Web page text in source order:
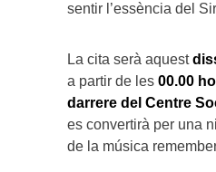
sentir l’essència del
La cita serà aquest
a partir de les 00.00
darrere del Centre
es convertirà per una
de la música